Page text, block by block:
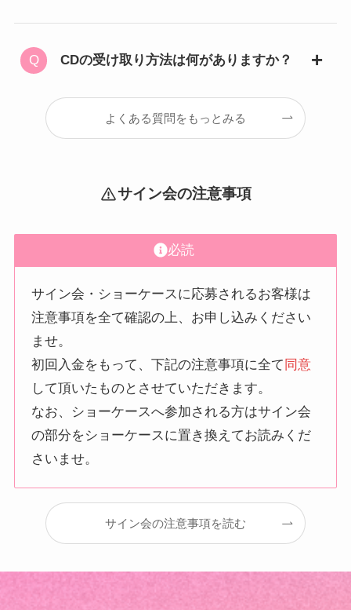
CDの受け取り方法は何がありますか？
よくある質問をもっとみる
サイン会の注意事項
必読
サイン会・ショーケースに応募されるお客様は
注意事項を全て確認の上、お申し込みください
ませ。
初回入金をもって、下記の注意事項に全て 同意
して頂いたものとさせていただきます。
なお、ショーケースへ参加される方はサイン会
の部分をショーケースに置き換えてお読みくだ
さいませ。
サイン会の注意事項を読む